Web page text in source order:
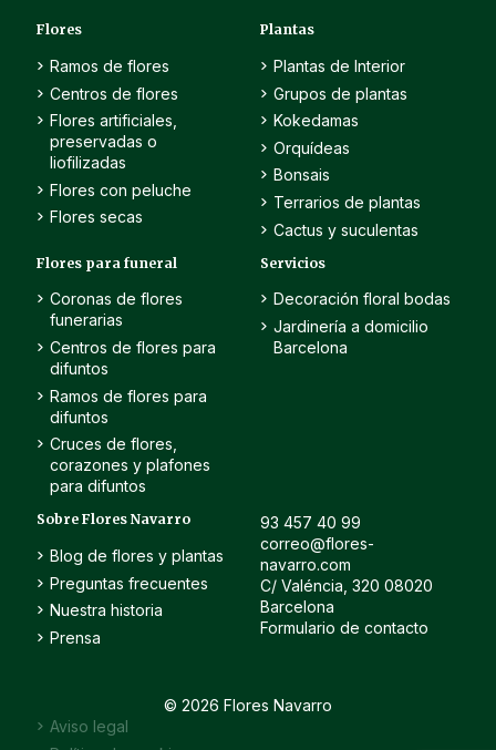
Flores
Ramos de flores
Centros de flores
Flores artificiales,
preservadas o
liofilizadas
Flores con peluche
Flores secas
Plantas
Plantas de Interior
Grupos de plantas
Kokedamas
Orquídeas
Bonsais
Terrarios de plantas
Cactus y suculentas
Flores para funeral
Coronas de flores
funerarias
Centros de flores para
difuntos
Ramos de flores para
difuntos
Cruces de flores,
corazones y plafones
para difuntos
Servicios
Decoración floral bodas
Jardinería a domicilio
Barcelona
Sobre Flores Navarro
Blog de flores y plantas
Preguntas frecuentes
Nuestra historia
Prensa
93 457 40 99
correo@flores-
navarro.com
C/ Valéncia, 320 08020
Barcelona
Formulario de contacto
© 2026 Flores Navarro
Aviso legal